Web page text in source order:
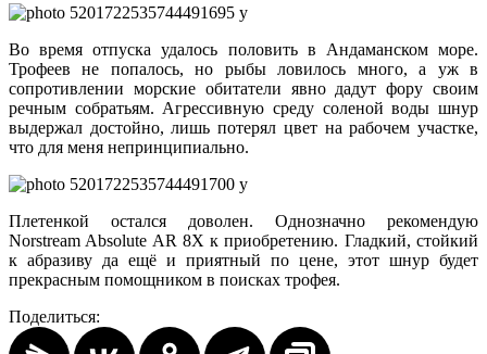
Во время отпуска удалось половить в Андаманском море.
Трофеев не попалось, но рыбы ловилось много, а уж в
сопротивлении морские обитатели явно дадут фору своим
речным собратьям. Агрессивную среду соленой воды шнур
выдержал достойно, лишь потерял цвет на рабочем участке,
что для меня непринципиально.
Плетенкой остался доволен. Однозначно рекомендую
Norstream Absolute AR 8X к приобретению. Гладкий, стойкий
к абразиву да ещё и приятный по цене, этот шнур будет
прекрасным помощником в поисках трофея.
Поделиться: